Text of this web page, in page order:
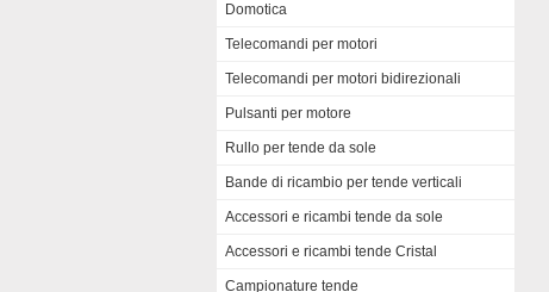
Domotica
Telecomandi per motori
Telecomandi per motori bidirezionali
Pulsanti per motore
Rullo per tende da sole
Bande di ricambio per tende verticali
Accessori e ricambi tende da sole
Accessori e ricambi tende Cristal
Campionature tende